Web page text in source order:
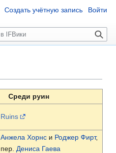
Среди руин
Ruins
Анжела Хорнс и Роджер Фирт,
пер. Дениса Гаева
Создать учётную запись Войти